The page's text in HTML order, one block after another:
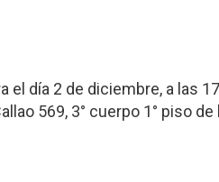
el día 2 de diciembre, a las
569, 3° cuerpo 1° piso de